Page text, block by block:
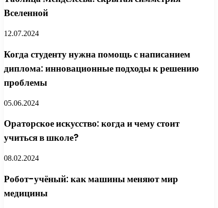
Вселенной
12.07.2024
Когда студенту нужна помощь с написанием
диплома: инновационные подходы к решению
проблемы
05.06.2024
Ораторское искусство: когда и чему стоит
учиться в школе?
08.02.2024
Робот-учёный: как машины меняют мир
медицины